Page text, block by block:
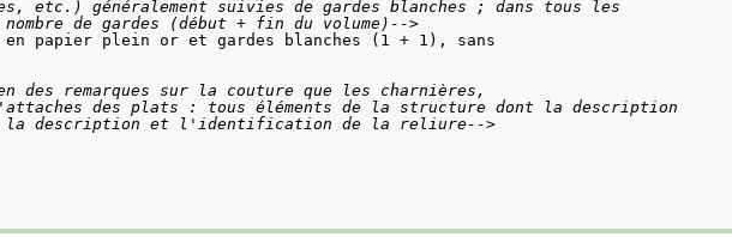
le nombre de gardes (début + fin du volume)-->
en papier plein or et gardes blanches (1 + 1), sans
remarques sur la couture que les charnières,
utile à la description et l'identification de la reliure-->